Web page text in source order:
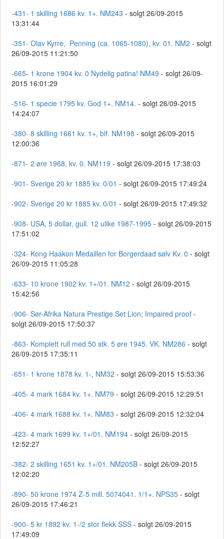
-431- 1 skilling 1686 kv. 1+. NM243 - solgt 26/09-2015
13:31:44
-351- Olav Kyrre, Penning (ca. 1065-1080), kv. 01. NM2 - solgt
26/09-2015 11:21:50
-665- 1 krone 1904 kv. 0 Nydelig patina! NM49 - solgt 26/09-
2015 16:01:29
-516- 1 specie 1795 kv. God 1+. NM14. - solgt 26/09-2015
14:24:07
-380- 8 skilling 1661 kv. 1+, blf. NM198 - solgt 26/09-2015
12:00:36
-871- 2 øre 1968, kv. 0. NM119 - solgt 26/09-2015 17:38:03
-901- Sverige 20 kr 1885 kv. 0/01 - solgt 26/09-2015 17:49:24
-902- Sverige 20 kr 1885 kv. 0/01 - solgt 26/09-2015 17:49:32
-908- USA, 5 dollar, gull. 12 ulike 1987-1995 - solgt 26/09-2015
17:51:02
-324- Kong Haakon Medaillen for Borgerdaad sølv Kv. 0 - solgt
26/09-2015 11:05:28
-633- 10 krone 1902 kv. 1+/01. NM12 - solgt 26/09-2015
15:42:56
-906- Sør-Afrika Natura Prestige Set Lion; Impaired proof -
solgt 26/09-2015 17:50:37
-863- Komplett rull med 50 stk. 5 øre 1945. VK. NM286 - solgt
26/09-2015 17:35:11
-651- 1 krone 1878 kv. 1-, NM32 - solgt 26/09-2015 15:53:36
-405- 4 mark 1684 kv. 1+. NM79 - solgt 26/09-2015 12:29:51
-406- 4 mark 1688 kv. 1+. NM83 - solgt 26/09-2015 12:32:04
-423- 4 mark 1699 kv. 1+/01. NM194 - solgt 26/09-2015
12:52:27
-382- 2 skilling 1651 kv. 1+/01. NM205B - solgt 26/09-2015
12:02:20
-890- 50 krone 1974 Z-5 mill. 5074041. 1/1+. NPS35 - solgt
26/09-2015 17:46:21
-900- 5 kr 1892 kv. 1-/2 stor flekk SSS - solgt 26/09-2015
17:49:09